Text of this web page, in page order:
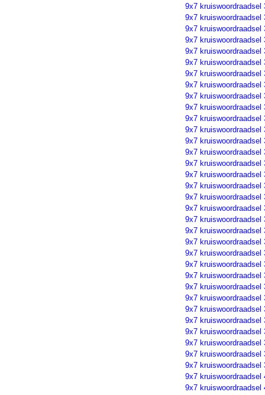
9x7 kruiswoordraadsel
9x7 kruiswoordraadsel
9x7 kruiswoordraadsel
9x7 kruiswoordraadsel
9x7 kruiswoordraadsel
9x7 kruiswoordraadsel
9x7 kruiswoordraadsel
9x7 kruiswoordraadsel
9x7 kruiswoordraadsel
9x7 kruiswoordraadsel
9x7 kruiswoordraadsel
9x7 kruiswoordraadsel
9x7 kruiswoordraadsel
9x7 kruiswoordraadsel
9x7 kruiswoordraadsel
9x7 kruiswoordraadsel
9x7 kruiswoordraadsel
9x7 kruiswoordraadsel
9x7 kruiswoordraadsel
9x7 kruiswoordraadsel
9x7 kruiswoordraadsel
9x7 kruiswoordraadsel
9x7 kruiswoordraadsel
9x7 kruiswoordraadsel
9x7 kruiswoordraadsel
9x7 kruiswoordraadsel
9x7 kruiswoordraadsel
9x7 kruiswoordraadsel
9x7 kruiswoordraadsel
9x7 kruiswoordraadsel
9x7 kruiswoordraadsel
9x7 kruiswoordraadsel
9x7 kruiswoordraadsel
9x7 kruiswoordraadsel
9x7 kruiswoordraadsel